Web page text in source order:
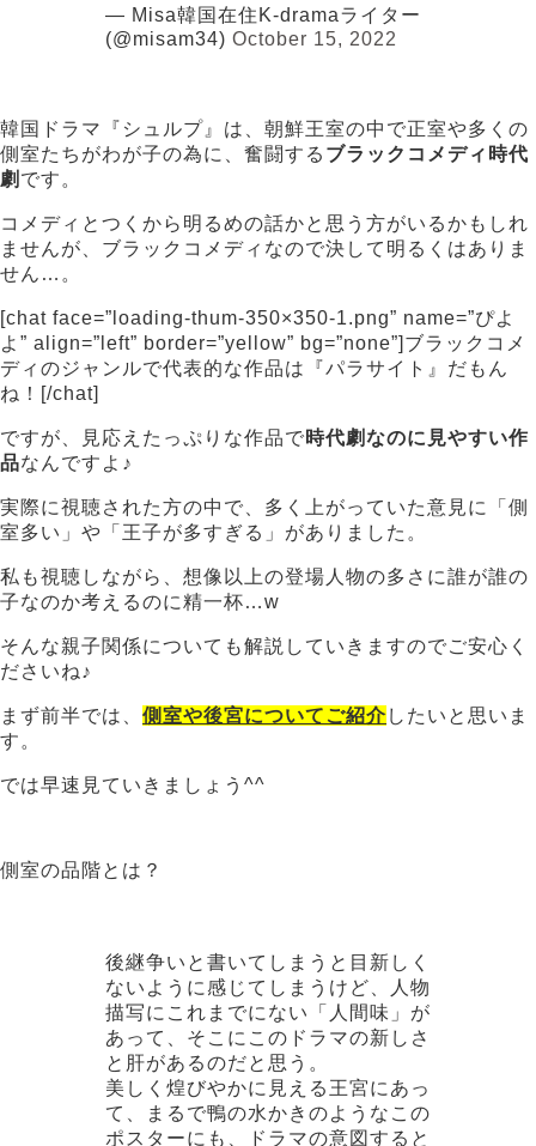
— Misa韓国在住K-dramaライター
(@misam34) October 15, 2022
韓国ドラマ『シュルプ』は、朝鮮王室の中で正室や多くの
側室たちがわが子の為に、奮闘する ブラックコメディ時代
劇 です。
コメディとつくから明るめの話かと思う方がいるかもしれ
ませんが、ブラックコメディなので決して明るくはありま
せん…。
[chat face=”loading-thum-350×350-1.png” name=”ぴよ
よ” align=”left” border=”yellow” bg=”none”]ブラックコメ
ディのジャンルで代表的な作品は『パラサイト』だもん
ね！[/chat]
ですが、見応えたっぷりな作品で時代劇なのに見やすい作
品なんですよ♪
実際に視聴された方の中で、多く上がっていた意見に「側
室多い」や「王子が多すぎる」がありました。
私も視聴しながら、想像以上の登場人物の多さに誰が誰の
子なのか考えるのに精一杯…w
そんな親子関係についても解説していきますのでご安心く
ださいね♪
まず前半では、 側室や後宮についてご紹介 したいと思いま
す。
では早速見ていきましょう^^
側室の品階とは？
後継争いと書いてしまうと目新しく
ないように感じてしまうけど、人物
描写にこれまでにない「人間味」が
あって、そこにこのドラマの新しさ
と肝があるのだと思う。
美しく煌びやかに見える王宮にあっ
て、まるで鴨の水かきのようなこの
ポスターにも、ドラマの意図すると